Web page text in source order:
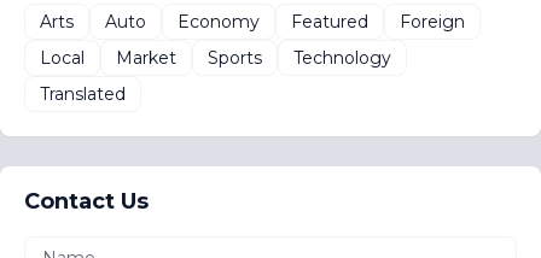
Arts Auto Economy Featured
Foreign
Local
Market Sports
Technology
Translated
Contact Us